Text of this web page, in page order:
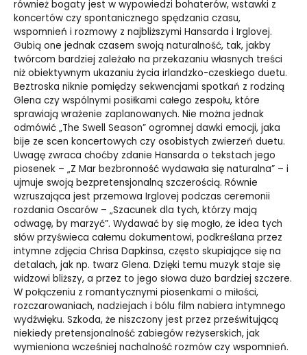
również bogaty jest w wypowiedzi bohaterów, wstawki z
koncertów czy spontanicznego spędzania czasu,
wspomnień i rozmowy z najbliższymi Hansarda i Irglovej.
Gubią one jednak czasem swoją naturalność, tak, jakby
twórcom bardziej zależało na przekazaniu własnych treści
niż obiektywnym ukazaniu życia irlandzko-czeskiego duetu.
Beztroska niknie pomiędzy sekwencjami spotkań z rodziną
Glena czy wspólnymi posiłkami całego zespołu, które
sprawiają wrażenie zaplanowanych. Nie można jednak
odmówić „The Swell Season” ogromnej dawki emocji, jaka
bije ze scen koncertowych czy osobistych zwierzeń duetu.
Uwagę zwraca choćby zdanie Hansarda o tekstach jego
piosenek – „Z Mar bezbronność wydawała się naturalna” – i
ujmuje swoją bezpretensjonalną szczerością. Równie
wzruszająca jest przemowa Irglovej podczas ceremonii
rozdania Oscarów – „Szacunek dla tych, którzy mają
odwagę, by marzyć”. Wydawać by się mogło, że idea tych
słów przyświeca całemu dokumentowi, podkreślana przez
intymne zdjęcia Chrisa Dapkinsa, często skupiające się na
detalach, jak np. twarz Glena. Dzięki temu muzyk staje się
widzowi bliższy, a przez to jego słowa dużo bardziej szczere.
W połączeniu z romantycznymi piosenkami o miłości,
rozczarowaniach, nadziejach i bólu film nabiera intymnego
wydźwięku. Szkoda, że niszczony jest przez prześwitującą
niekiedy pretensjonalność zabiegów reżyserskich, jak
wymieniona wcześniej nachalność rozmów czy wspomnień.